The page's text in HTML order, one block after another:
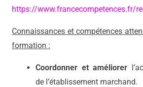
https://www.francecompetences.fr/
Connaissances et compétences
formation :
Coordonner et améliorer
de l’établissement marchand.